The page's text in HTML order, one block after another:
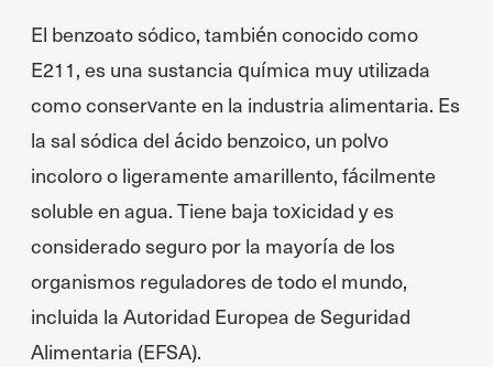
El benzoato sódico, también conocido como
E211, es una sustancia química muy utilizada
como conservante en la industria alimentaria. Es
la sal sódica del ácido benzoico, un polvo
incoloro o ligeramente amarillento, fácilmente
soluble en agua. Tiene baja toxicidad y es
considerado seguro por la mayoría de los
organismos reguladores de todo el mundo,
incluida la Autoridad Europea de Seguridad
Alimentaria (EFSA).